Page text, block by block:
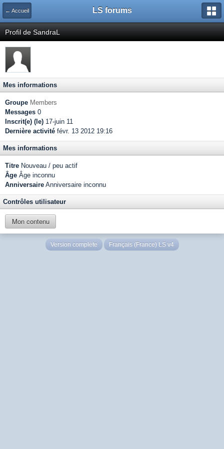
← Accueil LS forums
Profil de SandraL
Mes informations
Groupe Members
Messages 0
Inscrit(e) (le) 17-juin 11
Dernière activité févr. 13 2012 19:16
Mes informations
Titre Nouveau / peu actif
Âge Âge inconnu
Anniversaire Anniversaire inconnu
Contrôles utilisateur
Mon contenu
Version complète Français (France) LS v4